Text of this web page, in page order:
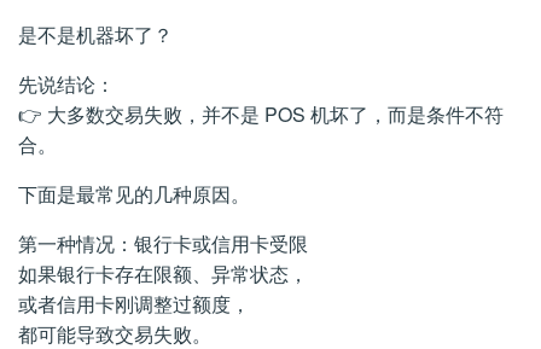
是不是机器坏了？
先说结论：
👉 大多数交易失败，并不是 POS 机坏了，而是条件不符
合。
下面是最常见的几种原因。
第一种情况：银行卡或信用卡受限
如果银行卡存在限额、异常状态，
或者信用卡刚调整过额度，
都可能导致交易失败。